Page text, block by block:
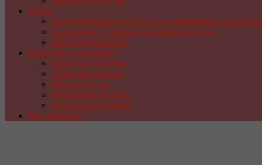
Кухня
Кондитерское искусство из марципана и
Кулинария. Сладкая и красивая кухня
Вкусные рецепты
Красота и Здоровье
Рецепты красоты
Сам себе лекарь
Мода и стиль
Движение и спорт
Здоровое питание
Все рубрики